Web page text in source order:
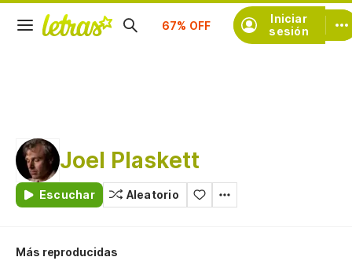
Iniciar
sesión
Suscríbete
Joel Plaskett
Escuchar Aleatorio
Más reproducidas